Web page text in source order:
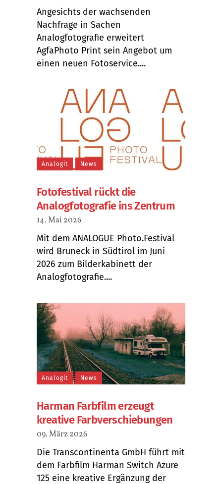
Angesichts der wachsenden
Nachfrage in Sachen
Analogfotografie erweitert
AgfaPhoto Print sein Angebot um
einen neuen Fotoservice....
Analogit News
Fotofestival rückt die
Analogfotografie ins Zentrum
14. Mai 2026
Mit dem ANALOGUE Photo.Festival
wird Bruneck in Südtirol im Juni
2026 zum Bilderkabinett der
Analogfotografie....
Analogit News
Harman Farbfilm erzeugt
kreative Farbverschiebungen
09. März 2026
Die Transcontinenta GmbH führt mit
dem Farbfilm Harman Switch Azure
125 eine kreative Ergänzung der